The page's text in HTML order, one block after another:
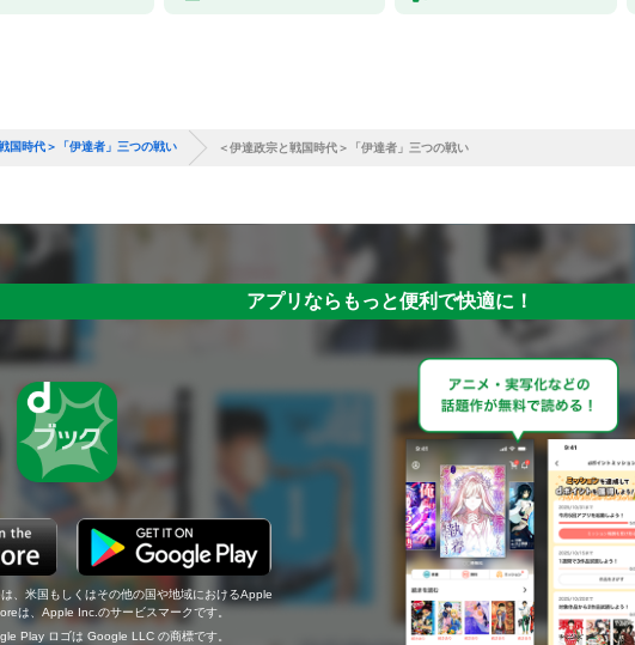
国時代＞「伊達者」三つの戦い ＜伊達政宗と戦国時代＞「伊達者」三つの戦い
アプリならもっと便利で快適に！
、米国もしくはその他の国や地域におけるApple
は、Apple Inc.のサービスマークです。
Play ロゴは Google LLC の商標です。